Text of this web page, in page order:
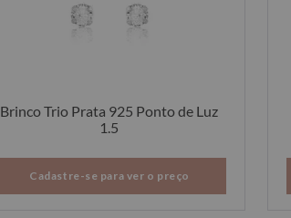
Brinco Trio Prata 925 Ponto de Luz
1.5
Cadastre-se para ver o preço